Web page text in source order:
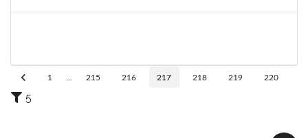
1 215 216 217 218 219 220
5